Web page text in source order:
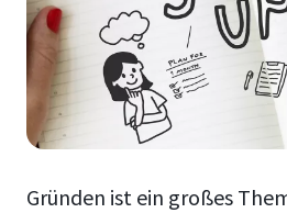
Gründen ist ein großes